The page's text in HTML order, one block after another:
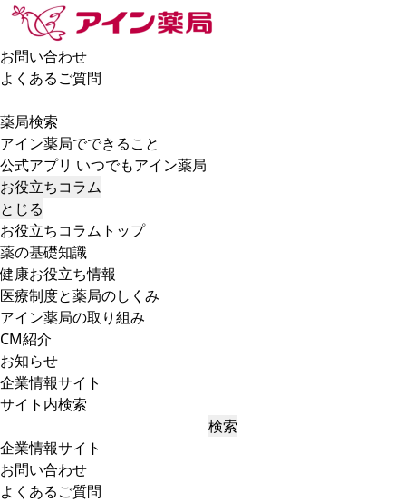
お問い合わせ
よくあるご質問
薬局検索
アイン薬局でできること
公式アプリ いつでもアイン薬局
お役立ちコラム
とじる
お役立ちコラムトップ
薬の基礎知識
健康お役立ち情報
医療制度と薬局のしくみ
アイン薬局の取り組み
CM紹介
お知らせ
企業情報サイト
サイト内検索
検索
企業情報サイト
お問い合わせ
よくあるご質問